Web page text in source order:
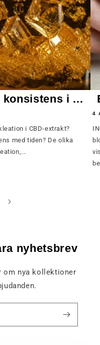
konsistens i ...
i CBD-extrakt?
med tiden? De olika
4
nyhetsbrev
om nya kollektioner